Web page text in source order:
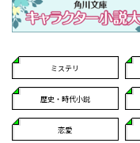
ミステリ
歴史・時代小説
恋愛